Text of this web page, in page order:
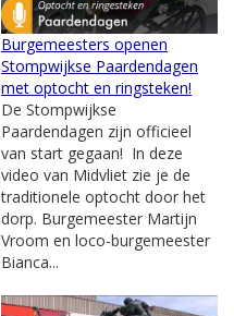
Burgemeesters openen
Stompwijkse Paardendagen
met optocht en ringsteken!
De Stompwijkse
Paardendagen zijn officieel
van start gegaan! In deze
video van Midvliet zie je de
traditionele optocht door het
dorp. Burgemeester Martijn
Vroom en loco-burgemeester
Bianca...